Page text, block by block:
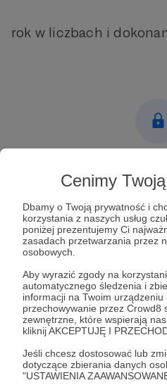
Cenimy
Dbamy o Twoją prywatność i
korzystania z naszych usług
poniżej prezentujemy Ci
zasadach przetwarzania przez
osobowych.
Aby wyrazić zgody na
automatycznego śledzenia i
informacji na Twoim urządzeniu
przechowywanie przez Crowd8
zewnętrzne, które wspierają
kliknij AKCEPTUJĘ I
Jeśli chcesz dostosować lub
dotyczące zbierania danych
"USTAWIENIA
rok w liczbach i
Aby zobaczyć ten
Zostań
Udostępnij